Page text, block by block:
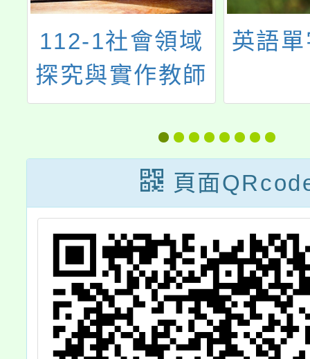
112-1社會領域
探究與實作教師
工作坊-碳排危機
(公民與社會科、
跨科場)
英語
頁面